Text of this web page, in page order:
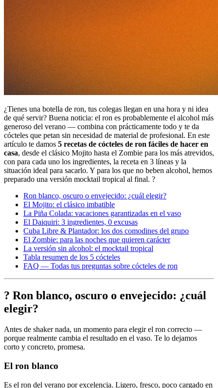
¿Tienes una botella de ron, tus colegas llegan en una hora y ni idea
de qué servir? Buena noticia: el ron es probablemente el alcohol más
generoso del verano — combina con prácticamente todo y te da
cócteles que petan sin necesidad de material de profesional. En este
artículo te damos 5 recetas de cócteles de ron fáciles de hacer en
casa, desde el clásico Mojito hasta el Zombie para los más atrevidos,
con para cada uno los ingredientes, la receta en 3 líneas y la
situación ideal para sacarlo. Y para los que no beben alcohol, hemos
preparado una versión mocktail tropical al final. ?
Ron blanco, oscuro o envejecido: ¿cuál elegir?
El Mojito: el clásico imbatible
La Piña Colada: vacaciones garantizadas en el vaso
El Daiquiri: 3 ingredientes, 0 excusas
Cuba Libre & Plantador: los dos comodines del grupo
El Zombie: para las noches que quieren carácter
La versión sin alcohol: el mocktail tropical
Tabla resumen de los 5 cócteles
FAQ — Todas tus preguntas sobre cócteles de ron
? Ron blanco, oscuro o envejecido: ¿cuál
elegir?
Antes de shaker nada, un momento para elegir el ron correcto —
porque realmente cambia el resultado en el vaso. Te lo dejamos
corto y concreto, promesa.
El ron blanco
Es el ron del verano por excelencia. Ligero, fresco, poco cargado en